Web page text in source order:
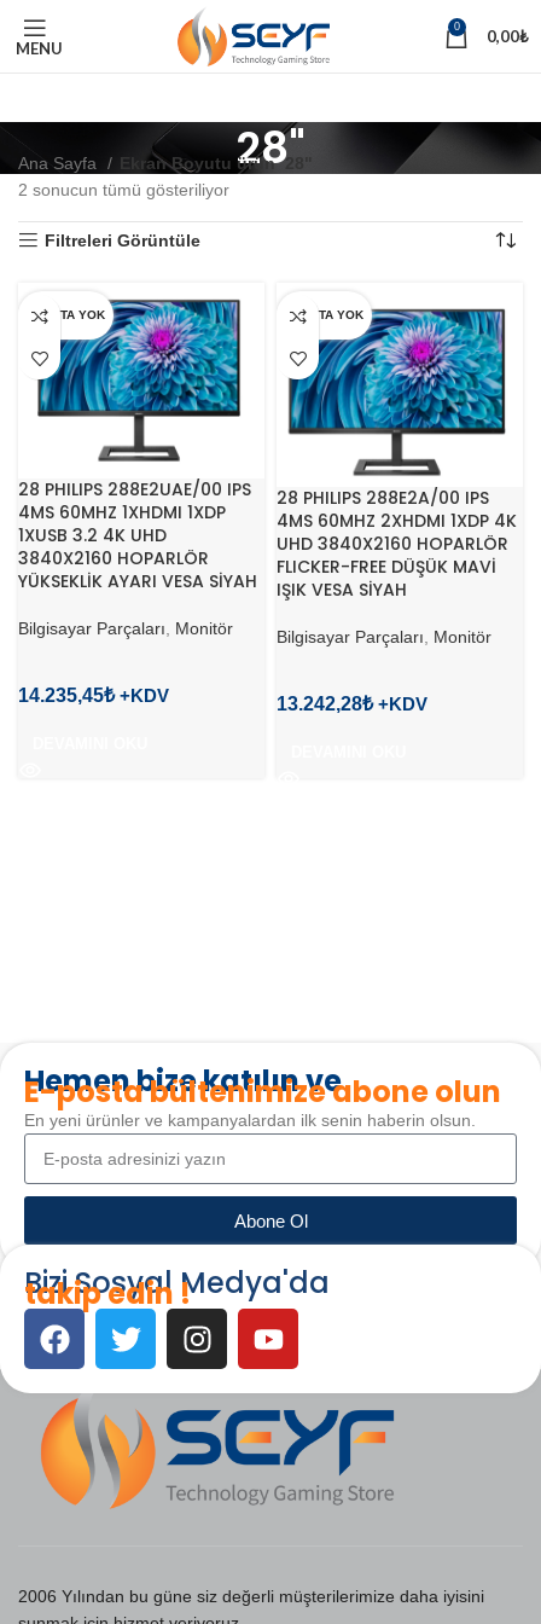
MENU
0 0,00₺
28"
Ana Sayfa Ekran Boyutu ürün 28"
2 sonucun tümü gösteriliyor
Filtreleri Görüntüle
STOKTA YOK
28 PHILIPS 288E2UAE/00 IPS
4MS 60MHZ 1XHDMI 1XDP
1XUSB 3.2 4K UHD
3840X2160 HOPARLÖR
YÜKSEKLİK AYARI VESA SİYAH
Bilgisayar Parçaları, Monitör
14.235,45₺
STOKTA YOK
28 PHILIPS 288E2A/00 IPS
4MS 60MHZ 2XHDMI 1XDP 4K
UHD 3840X2160 HOPARLÖR
FLICKER-FREE DÜŞÜK MAVİ
IŞIK VESA SİYAH
Bilgisayar Parçaları Monitör
13.242,28₺
Hemen bize katılın ve
E-posta bültenimize abone olun
En yeni ürünler ve kampanyalardan ilk senin haberin olsun.
Abone Ol
Bizi Sosyal Medya'da
takip edin !
2006 Yılından bu güne siz değerli müşterilerimize daha iyisini